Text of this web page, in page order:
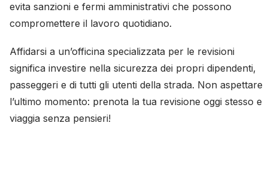
evita sanzioni e fermi amministrativi che possono
compromettere il lavoro quotidiano.
Affidarsi a un’officina specializzata per le revisioni
significa investire nella sicurezza dei propri dipendenti,
passeggeri e di tutti gli utenti della strada. Non aspettare
l’ultimo momento: prenota la tua revisione oggi stesso e
viaggia senza pensieri!